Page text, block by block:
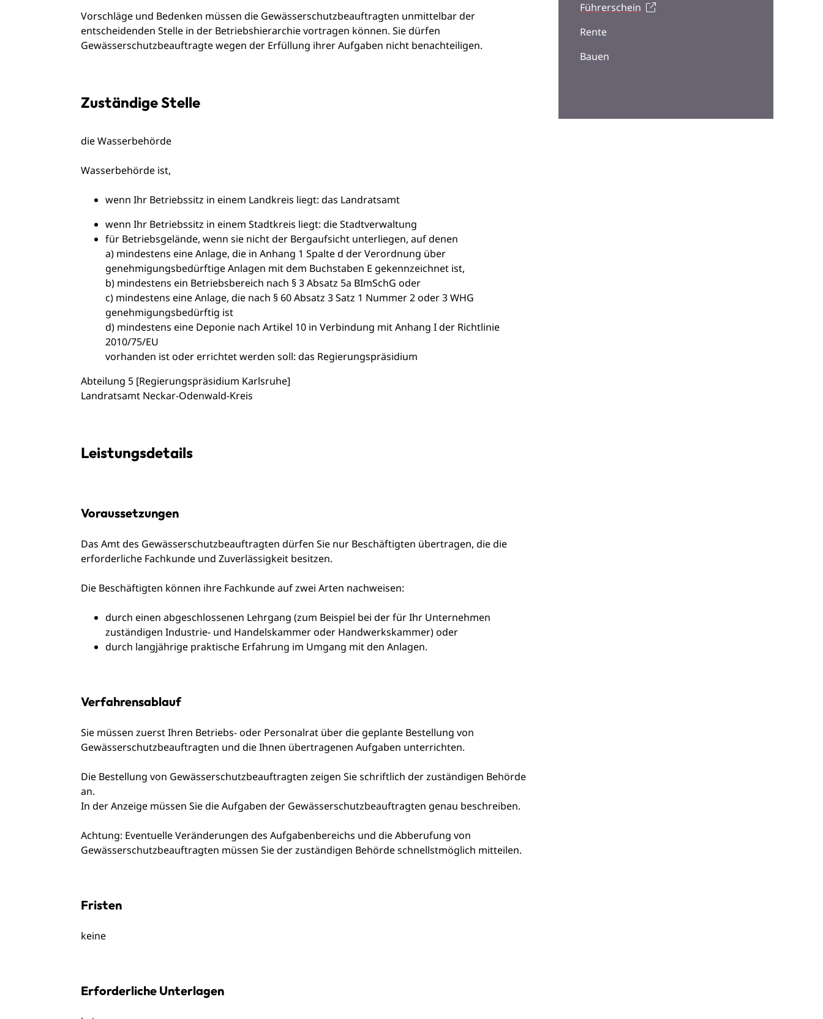
Vorschläge und Bedenken müssen die Gewässerschutzbeauftragten unmittelbar der
entscheidenden Stelle in der Betriebshierarchie vortragen können. Sie dürfen
Gewässerschutzbeauftragte wegen der Erfüllung ihrer Aufgaben nicht benachteiligen.
Zuständige Stelle
die Wasserbehörde
Wasserbehörde ist,
wenn Ihr Betriebssitz in einem Landkreis liegt: das Landratsamt
wenn Ihr Betriebssitz in einem Stadtkreis liegt: die Stadtverwaltung
für Betriebsgelände, wenn sie nicht der Bergaufsicht unterliegen, auf denen
a) mindestens eine Anlage, die in Anhang 1 Spalte d der Verordnung über
genehmigungsbedürftige Anlagen mit dem Buchstaben E gekennzeichnet ist,
b) mindestens ein Betriebsbereich nach § 3 Absatz 5a BImSchG oder
c) mindestens eine Anlage, die nach § 60 Absatz 3 Satz 1 Nummer 2 oder 3 WHG
genehmigungsbedürftig ist
d) mindestens eine Deponie nach Artikel 10 in Verbindung mit Anhang I der Richtlinie
2010/75/EU
vorhanden ist oder errichtet werden soll: das Regierungspräsidium
Abteilung 5 [Regierungspräsidium Karlsruhe]
Landratsamt Neckar-Odenwald-Kreis
Leistungsdetails
Voraussetzungen
Das Amt des Gewässerschutzbeauftragten dürfen Sie nur Beschäftigten übertragen, die die
erforderliche Fachkunde und Zuverlässigkeit besitzen.
Die Beschäftigten können ihre Fachkunde auf zwei Arten nachweisen:
durch einen abgeschlossenen Lehrgang (zum Beispiel bei der für Ihr Unternehmen
zuständigen Industrie- und Handelskammer oder Handwerkskammer)oder
durch langjährige praktische Erfahrung im Umgang mit den Anlagen.
Verfahrensablauf
Sie müssen zuerst Ihren Betriebs- oder Personalrat über die geplante Bestellung von
Gewässerschutzbeauftragten und die Ihnen übertragenen Aufgaben unterrichten.
Die Bestellung von Gewässerschutzbeauftragten zeigen Sie schriftlich der zuständigen Behörde
an.
In der Anzeige müssen Sie die Aufgaben der Gewässerschutzbeauftragten genau beschreiben.
Achtung: Eventuelle Veränderungen des Aufgabenbereichs und die Abberufung von
Gewässerschutzbeauftragten müssen Sie der zuständigen Behörde schnellstmöglich mitteilen.
Fristen
keine
Erforderliche Unterlagen
Führerschein
Rente
Bauen